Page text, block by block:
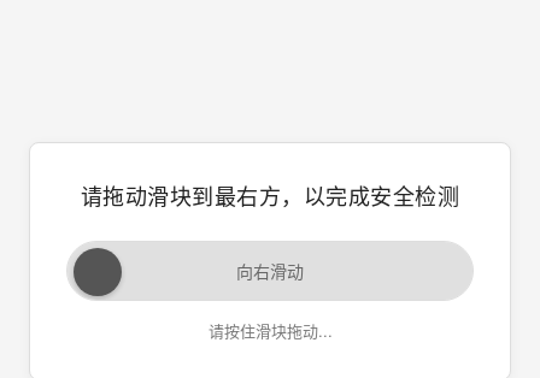
请拖动滑块到最右方，以完成安全检测
向右滑动
请按住滑块拖动...